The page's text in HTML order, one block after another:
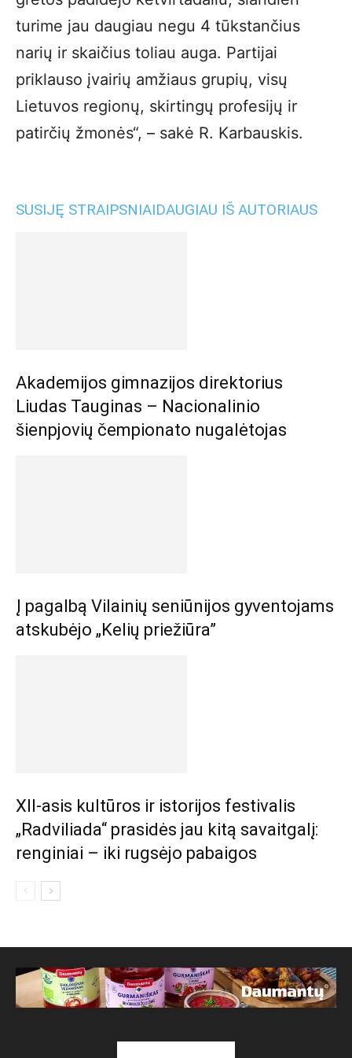
turime jau daugiau negu 4 tūkstančius
narių ir skaičius toliau auga. Partijai
priklauso įvairių amžiaus grupių, visų
Lietuvos regionų, skirtingų profesijų ir
patirčių žmonės“, – sakė R. Karbauskis.
SUSIJĘ STRAIPSNIAIDAUGIAU IŠ AUTORIAUS
Akademijos gimnazijos direktorius
Liudas Tauginas – Nacionalinio
šienpjovių čempionato nugalėtojas
Į pagalbą Vilainių seniūnijos gyventojams
atskubėjo „Kelių priežiūra”
XII-asis kultūros ir istorijos festivalis
„Radviliada“ prasidės jau kitą savaitgalį:
renginiai – iki rugsėjo pabaigos